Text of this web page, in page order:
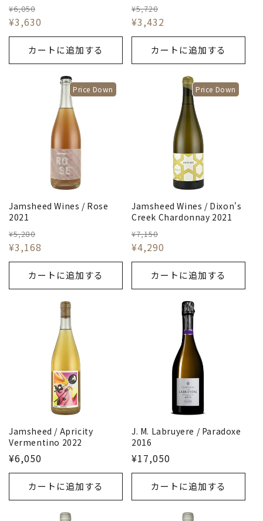
¥6,050
¥3,630
カートに追加する
¥5,720
¥3,432
カートに追加する
Price Down
Jamsheed Wines / Rose
2021
¥5,280
¥3,168
カートに追加する
Price Down
Jamsheed Wines / Dixon's
Creek Chardonnay 2021
¥7,150
¥4,290
カートに追加する
Jamsheed / Apricity
Vermentino 2022
¥6,050
カートに追加する
J. M. Labruyere / Paradoxe
2016
¥17,050
カートに追加する